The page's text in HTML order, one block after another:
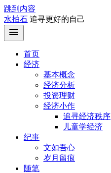
跳到内容
水拍石 追寻更好的自己
首页
经济
基本概念
经济分析
投资理财
经济小作
追寻经济秩序
儿童学经济
纪事
文如吾心
岁月留痕
随笔